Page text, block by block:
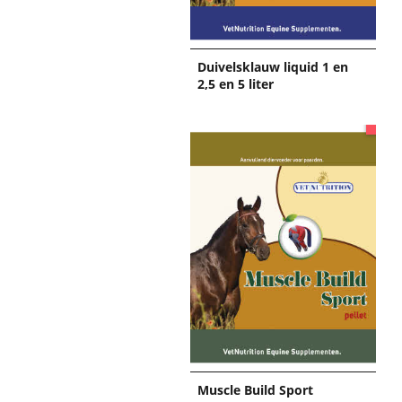
Duivelsklauw liquid 1 en
2,5 en 5 liter
Muscle Build Sport